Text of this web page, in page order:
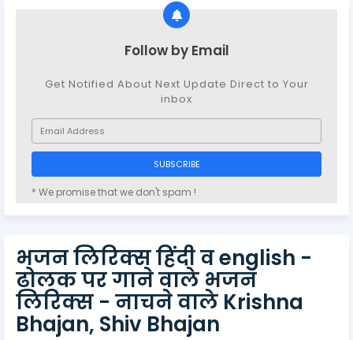
Follow by Email
Get Notified About Next Update Direct to Your
inbox
* We promise that we don't spam !
भजन लिरिक्स हिंदी व english -
ढोलक पर गाने वाले भजन
लिरिक्स - नाचने वाले Krishna
Bhajan, Shiv Bhajan